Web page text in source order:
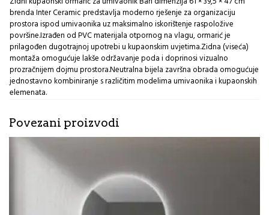
brendaInter Ceramicpredstavlja moderno rješenje za organizaciju
prostora ispod umivaonika uz maksimalno iskorištenje raspoložive
površine.Izrađen od PVC materijala otpornog na vlagu, ormarić je
prilagođen dugotrajnoj upotrebi u kupaonskim uvjetima.Zidna (viseća)
montaža omogućuje lakše održavanje poda i doprinosi vizualno
prozračnijem dojmu prostora.Neutralna bijela završna obrada omogućuje
jednostavno kombiniranje s različitim modelima umivaonika i kupaonskih
elemenata.
Povezani proizvodi